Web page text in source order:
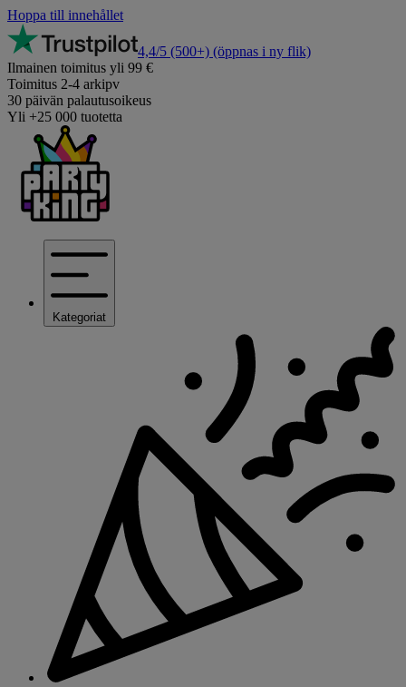
Hoppa till innehållet
4,4/5 (500+) (öppnas i ny flik)
Ilmainen toimitus yli 99 €
Toimitus 2-4 arkipv
30 päivän palautusoikeus
Yli +25 000 tuotetta
Kategoriat